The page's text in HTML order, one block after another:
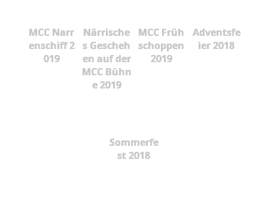
MCC Narr
enschiff 2
019
Närrische
s Gescheh
en auf der
MCC Bühn
e 2019
MCC Früh
schoppen
2019
Adventsfe
ier 2018
Sommerfe
st 2018